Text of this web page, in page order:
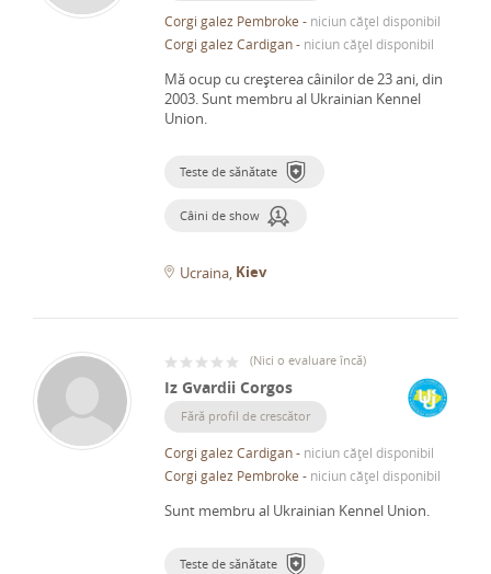
Corgi galez Pembroke - niciun cățel disponibil
Corgi galez Cardigan- niciun cățel disponibil
Mă ocup cu creșterea câinilor de 23 ani, din
2003.Sunt membru al Ukrainian Kennel
Union.
Teste de sănătate
Câini de show
Ucraina Kiev
(Nici o evaluare încă)
Iz Gvardii Corgos
Fără profil de crescător
Corgi galez Cardigan- niciun cățel disponibil
Corgi galez Pembroke - niciun cățel disponibil
Sunt membru al Ukrainian Kennel Union.
Teste de sănătate